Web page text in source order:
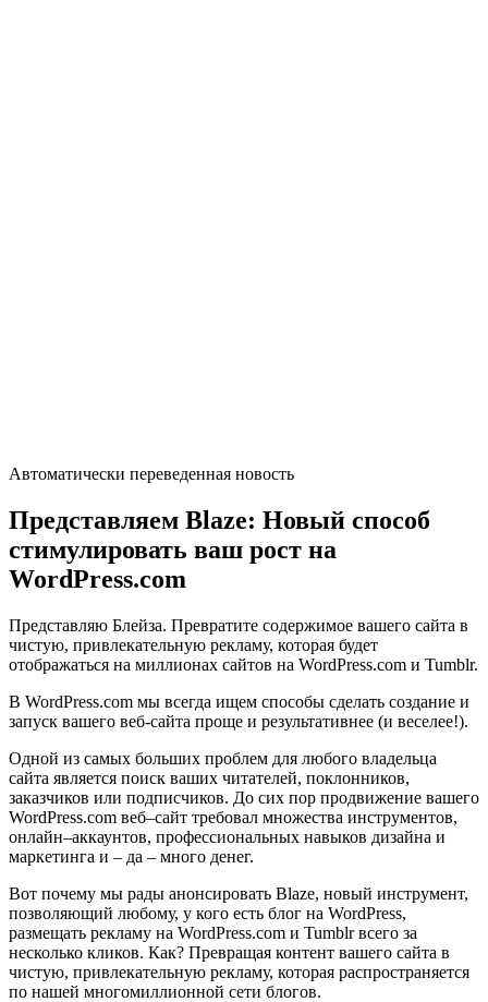
Автоматически переведенная новость
Представляем Blaze: Новый способ
стимулировать ваш рост на
WordPress.com
Представляю Блейза. Превратите содержимое вашего сайта в
чистую, привлекательную рекламу, которая будет
отображаться на миллионах сайтов на WordPress.com и Tumblr.
В WordPress.com мы всегда ищем способы сделать создание и
запуск вашего веб-сайта проще и результативнее (и веселее!).
Одной из самых больших проблем для любого владельца
сайта является поиск ваших читателей, поклонников,
заказчиков или подписчиков. До сих пор продвижение вашего
WordPress.com веб–сайт требовал множества инструментов,
онлайн–аккаунтов, профессиональных навыков дизайна и
маркетинга и – да – много денег.
Вот почему мы рады анонсировать Blaze, новый инструмент,
позволяющий любому, у кого есть блог на WordPress,
размещать рекламу на WordPress.com и Tumblr всего за
несколько кликов. Как? Превращая контент вашего сайта в
чистую, привлекательную рекламу, которая распространяется
по нашей многомиллионной сети блогов.